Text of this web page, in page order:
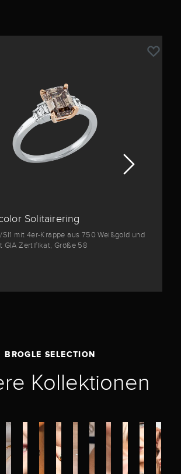
Solitairering
SI1 mit 4er-Krappe aus 750 Weißgold und
GIA Zertifikat, Größe 58
BROGLE SELECTION
Kollektionen